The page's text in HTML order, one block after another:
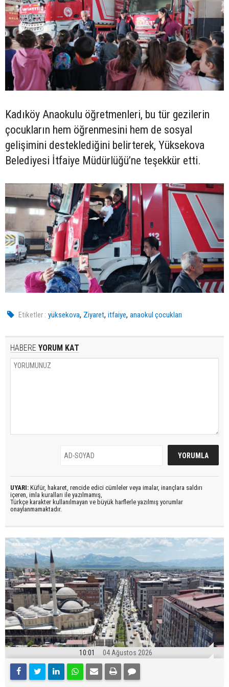
Kadıköy Anaokulu öğretmenleri, bu tür gezilerin
çocukların hem öğrenmesini hem de sosyal
gelişimini desteklediğini belirterek, Yüksekova
Belediyesi İtfaiye Müdürlüğü’ne teşekkür etti.
Etiketler : yüksekova, Ziyaret,itfaiye,anaokul çocukları
HABERE YORUM KAT
UYARI: Küfür, hakaret, rencide edici cümleler veya imalar, inançlara saldırı
içeren, imla kuralları ile yazılmamış,
Türkçe karakter kullanılmayan ve büyük harflerle yazılmış yorumlar
onaylanmamaktadır.
10:01 04 Ağustos 2026